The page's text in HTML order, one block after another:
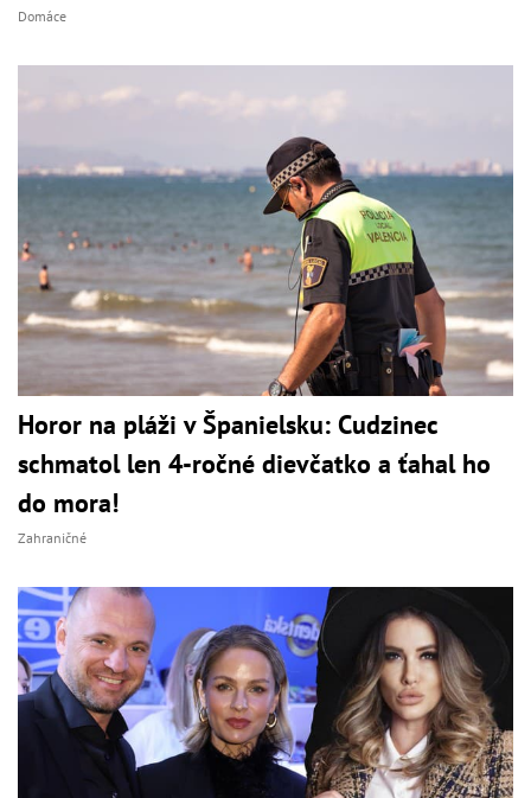
Domáce
Horor na pláži v Španielsku: Cudzinec
schmatol len 4-ročné dievčatko a ťahal ho
do mora!
Zahraničné